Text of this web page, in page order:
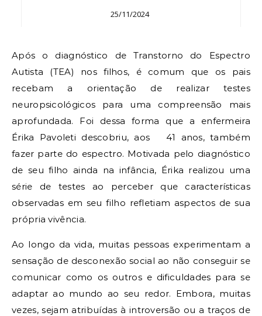
25/11/2024
Após o diagnóstico de Transtorno do Espectro
Autista (TEA) nos filhos, é comum que os pais
recebam a orientação de realizar testes
neuropsicológicos para uma compreensão mais
aprofundada. Foi dessa forma que a enfermeira
Érika Pavoleti descobriu, aos 41 anos, também
fazer parte do espectro. Motivada pelo diagnóstico
de seu filho ainda na infância, Érika realizou uma
série de testes ao perceber que características
observadas em seu filho refletiam aspectos de sua
própria vivência.
Ao longo da vida, muitas pessoas experimentam a
sensação de desconexão social ao não conseguir se
comunicar como os outros e dificuldades para se
adaptar ao mundo ao seu redor. Embora, muitas
vezes, sejam atribuídas à introversão ou a traços de